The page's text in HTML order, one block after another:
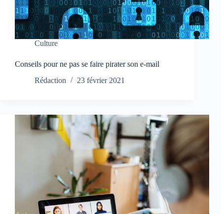
Culture
Conseils pour ne pas se faire pirater son e-mail
Rédaction
23 février 2021